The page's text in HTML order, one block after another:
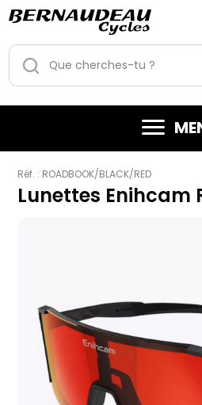
Réf. : ROADBOOK/BLACK/RED
Lunettes Enihcam